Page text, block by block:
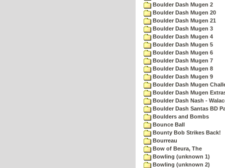
Boulder Dash Mugen 2
Boulder Dash Mugen 20
Boulder Dash Mugen 21
Boulder Dash Mugen 3
Boulder Dash Mugen 4
Boulder Dash Mugen 5
Boulder Dash Mugen 6
Boulder Dash Mugen 7
Boulder Dash Mugen 8
Boulder Dash Mugen 9
Boulder Dash Mugen
Boulder Dash Mugen
Boulder Dash Nash -
Boulder Dash Santas BD
Boulders and Bombs
Bounce Ball
Bounty Bob Strikes Back!
Bourreau
Bow of Beura, The
Bowling (unknown 1)
Bowling (unknown 2)